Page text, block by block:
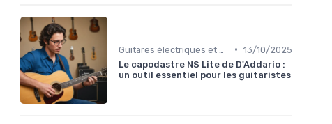
• 13/10/2025
Le capodastre NS Lite de D'Addario :
un outil essentiel pour les guitaristes